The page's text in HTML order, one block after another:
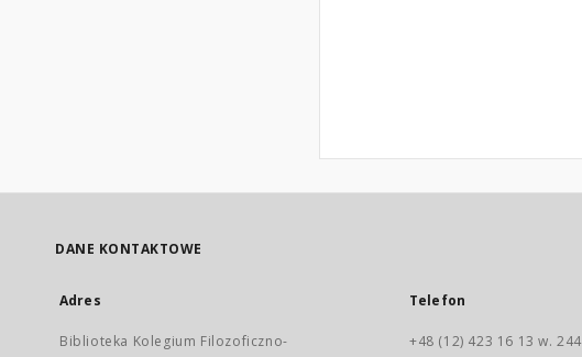
DANE KONTAKTOWE
Adres
Biblioteka Kolegium Filozoficzno-
Telefon
+48 (12) 423 16 13 w. 244